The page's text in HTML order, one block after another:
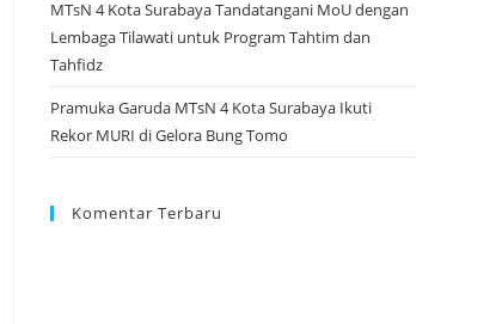
MTsN 4 Kota Surabaya Tandatangani MoU dengan
Lembaga Tilawati untuk Program Tahtim dan
Tahfidz
Pramuka Garuda MTsN 4 Kota Surabaya Ikuti
Rekor MURI di Gelora Bung Tomo
Komentar Terbaru